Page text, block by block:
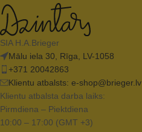
SIA H.A.Brieger
Mālu iela 30, Rīga, LV-1058
+371 20042863
Klientu atbalsts: e-shop@brieger.lv
Klientu atbalsta darba laiks:
Pirmdiena – Piektdiena
10:00 – 17:00 (GMT +3)